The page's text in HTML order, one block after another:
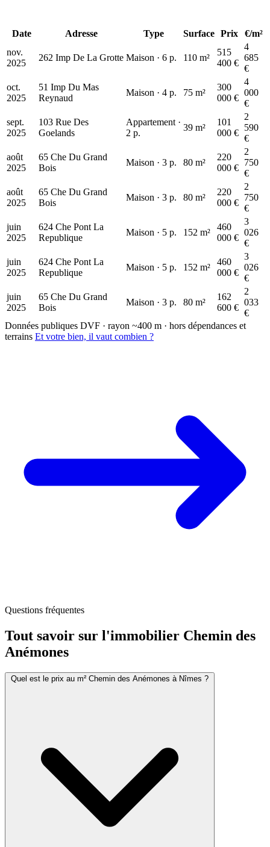
Date Adresse Type Surface Prix
€/m²
nov.
2025
262 Imp De La Grotte Maison · 6 p. 110 m²
515
400 €
4
685
€
oct.
2025
51 Imp Du Mas
Reynaud
Maison · 4 p. 75 m²
300
000 €
4
000
€
sept.
2025
103 Rue Des
Goelands
Appartement ·
2 p.
39 m²
101
000 €
2
590
€
août
2025
65 Che Du Grand
Bois
Maison · 3 p. 80 m²
220
000 €
2
750
€
août
2025
65 Che Du Grand
Bois
Maison · 3 p. 80 m²
220
000 €
2
750
€
juin
2025
624 Che Pont La
Republique
Maison · 5 p. 152 m²
460
000 €
3
026
€
juin
2025
624 Che Pont La
Republique
Maison · 5 p. 152 m²
460
000 €
3
026
€
juin
2025
65 Che Du Grand
Bois
Maison · 3 p. 80 m²
162
600 €
2
033
€
Données publiques DVF · rayon ~400 m · hors dépendances et
terrains Et votre bien, il vaut combien ?
Questions fréquentes
Tout savoir sur l'immobilier Chemin des
Anémones
Quel est le prix au m² Chemin des Anémones à Nîmes ?